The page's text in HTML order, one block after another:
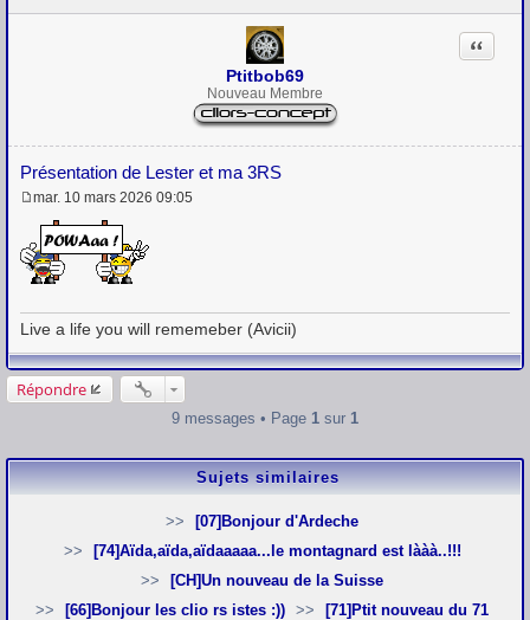
a
Ptitbob69
Nouveau Membre
Présentation de Lester et ma 3RS
Citation
e
s
s
a
e
mar. 10 mars 2026 09:05
Live a life you will rememeber (Avicii)
Répondre
9 messages • Page 1 sur 1
Sujets similaires
[07]Bonjour d'Ardeche
[74]Aïda,aïda,aïdaaaaa...le montagnard est lààà..!!!
[CH]Un nouveau de la Suisse
[66]Bonjour les clio rs istes :))
[71]Ptit nouveau du 71